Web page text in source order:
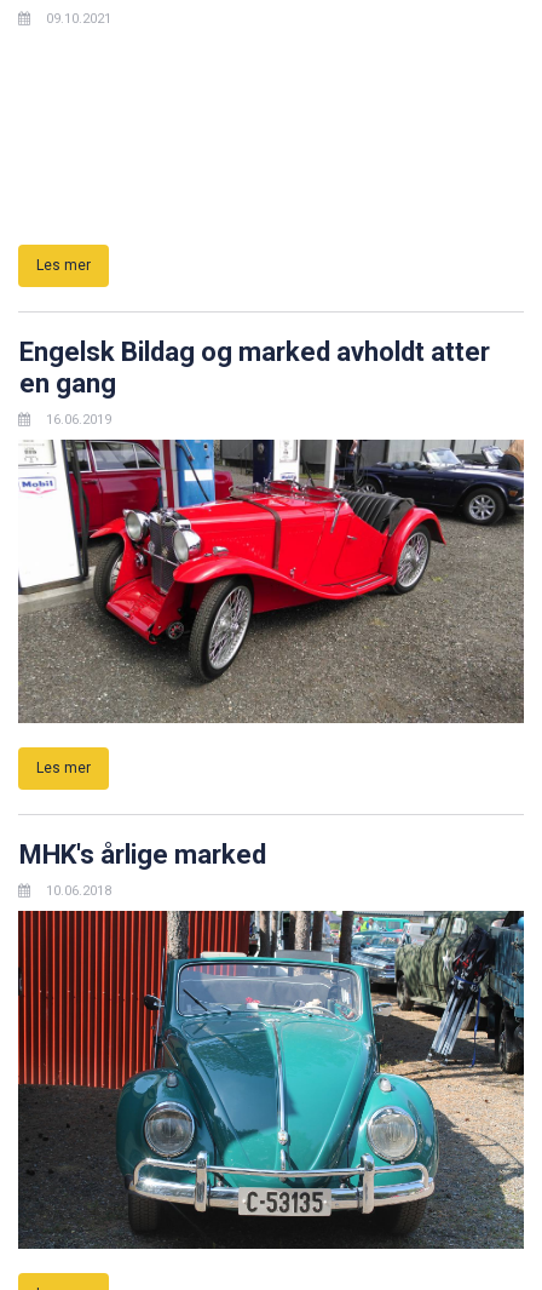
09.10.2021
Les mer
Engelsk Bildag og marked avholdt atter
en gang
16.06.2019
MHK's årlige marked
10.06.2018